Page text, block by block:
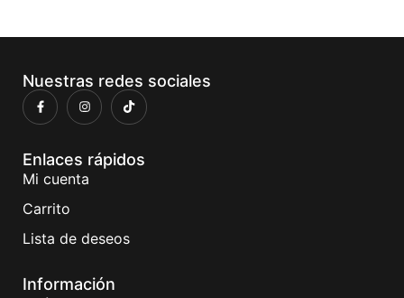
Nuestras redes sociales
Enlaces rápidos
Mi cuenta
Carrito
Lista de deseos
Información